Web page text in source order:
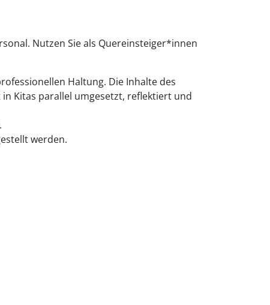
Nutzen Sie als Quereinsteiger*innen
Haltung. Die Inhalte des
Kitas parallel umgesetzt, reflektiert und
werden.